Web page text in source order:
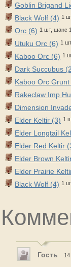
Goblin Brigand
Black Wolf (4) 1
Orc (6) 1 шт, шанс
Utuku Orc (6) 1
Kaboo Orc (6) 1
Dark Succubus
Kaboo Orc Grunt
Rakeclaw Imp
Dimension
Elder Keltir (3) 1
Elder Longtail
Elder Red Keltir
Elder Brown
Elder Prairie
Black Wolf (4) 1
Гость